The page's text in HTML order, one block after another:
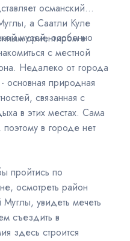
османский
а Саатли Куле
ориентиром в
музей, особенно
с местной
Недалеко от города
основная природная
связанная с
в этих местах. Сама
в городе нет
пройтись по
осмотреть район
увидеть мечеть
съездить в
здесь строится